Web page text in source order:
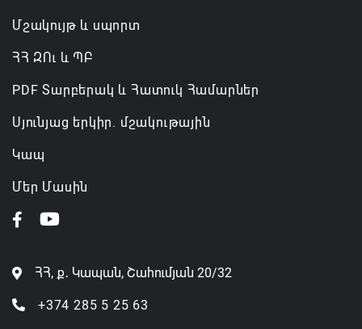
Մշակույթ և սպորտ
ՀՀ ԶՈւ և ՊԲ
PDF Տարբերակ և Հատուկ Համարներ
Սյունյաց երկիր. մշակութային
Կապ
Մեր Մասին
ՀՀ, ք․ Կապան, Շահումյան 20/32
+374 285 5 25 63